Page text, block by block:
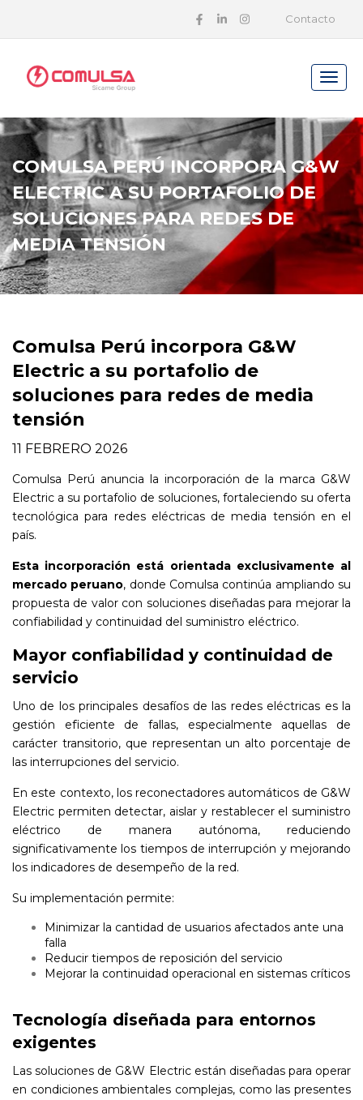
Contacto
COMULSA PERÚ INCORPORA G&W
ELECTRIC A SU PORTAFOLIO DE
SOLUCIONES PARA REDES DE
MEDIA TENSIÓN
Comulsa Perú incorpora G&W
Electric a su portafolio de
soluciones para redes de media
tensión
11 FEBRERO 2026
Comulsa Perú anuncia la incorporación de la marca G&W
Electric a su portafolio de soluciones, fortaleciendo su oferta
tecnológica para redes eléctricas de media tensión en el
país.
Esta incorporación está orientada exclusivamente al
mercado peruano, donde Comulsa continúa ampliando su
propuesta de valor con soluciones diseñadas para mejorar la
confiabilidad y continuidad del suministro eléctrico.
Mayor confiabilidad y continuidad de
servicio
Uno de los principales desafíos de las redes eléctricas es la
gestión eficiente de fallas, especialmente aquellas
de
carácter transitorio, que representan un alto porcentaje de
las interrupciones del servicio.
En este contexto, los reconectadores automáticos de G&W
Electric permiten detectar, aislar y restablecer el suministro
eléctrico de manera autónoma, reduciendo
significativamente los tiempos de interrupción y mejorando
los indicadores de desempeño de la red.
Su implementación permite:
Minimizar la cantidad de usuarios afectados ante una
falla
Reducir tiempos de reposición del servicio
Mejorar la continuidad operacional en sistemas críticos
Tecnología diseñada para entornos
exigentes
Las soluciones de G&W Electric están diseñadas para operar
en condiciones ambientales complejas, como las presentes